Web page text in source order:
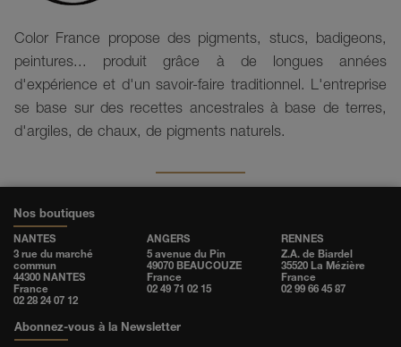
Color France propose des pigments, stucs, badigeons,
peintures... produit grâce à de longues années
d'expérience et d'un savoir-faire traditionnel. L'entreprise
se base sur des recettes ancestrales à base de terres,
d'argiles, de chaux, de pigments naturels.
Nos boutiques
NANTES
3 rue du marché
commun
44300 NANTES
France
02 28 24 07 12
ANGERS
5 avenue du Pin
49070 BEAUCOUZE
France
02 49 71 02 15
RENNES
Z.A. de Biardel
35520 La Mézière
France
02 99 66 45 87
Abonnez-vous à la Newsletter